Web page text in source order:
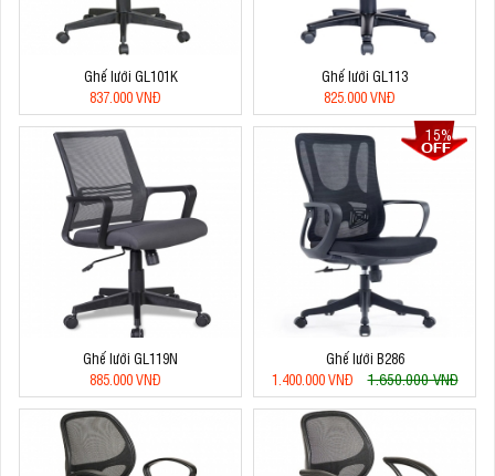
Ghế lưới GL101K
837.000 VNĐ
Ghế lưới GL113
825.000 VNĐ
Ghế lưới GL119N
885.000 VNĐ
15%
Ghế lưới B286
1.400.000 VNĐ
1.650.000 VNĐ